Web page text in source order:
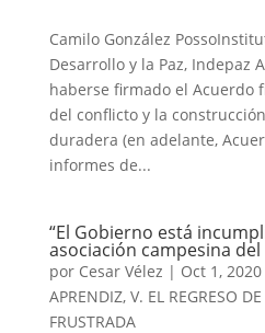
Camilo González
Desarrollo y la Paz, Indepaz
haberse firmado el Acuerdo
del conflicto y la
duradera (en adelante,
informes de...
“El Gobierno está
asociación campesina
por Cesar Vélez | Oct 1, 2020
APRENDIZ, V. EL REGRESO
FRUSTRADA